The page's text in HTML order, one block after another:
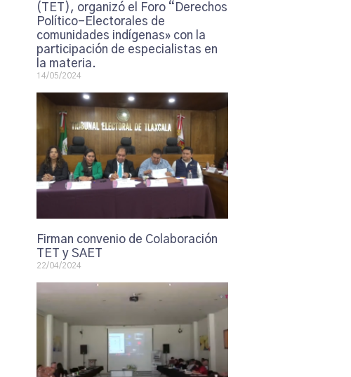
(TET), organizó el Foro “Derechos
Político-Electorales de
comunidades indígenas» con la
participación de especialistas en
la materia.
14/05/2024
Firman convenio de Colaboración
TET y SAET
22/04/2024